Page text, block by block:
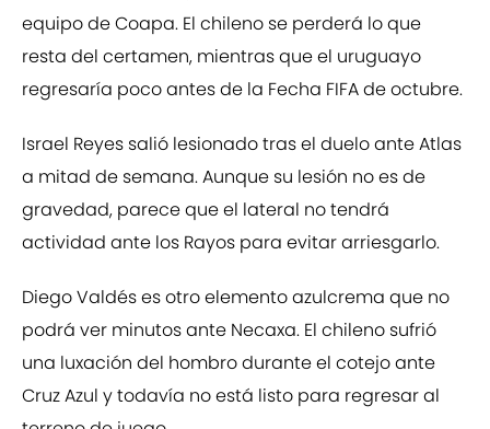
equipo de Coapa. El chileno se perderá lo que
resta del certamen, mientras que el uruguayo
regresaría poco antes de la Fecha FIFA de octubre.
Israel Reyes salió lesionado tras el duelo ante Atlas
a mitad de semana. Aunque su lesión no es de
gravedad, parece que el lateral no tendrá
actividad ante los Rayos para evitar arriesgarlo.
Diego Valdés es otro elemento azulcrema que no
podrá ver minutos ante Necaxa. El chileno sufrió
una luxación del hombro durante el cotejo ante
Cruz Azul y todavía no está listo para regresar al